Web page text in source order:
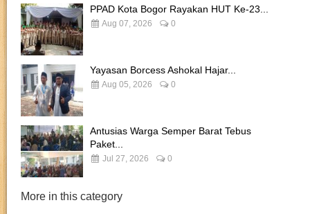
PPAD Kota Bogor Rayakan HUT Ke-23...
Aug 07, 2026 0
Yayasan Borcess Ashokal Hajar...
Aug 05, 2026 0
Antusias Warga Semper Barat Tebus
Paket...
Jul 27, 2026 0
More in this category